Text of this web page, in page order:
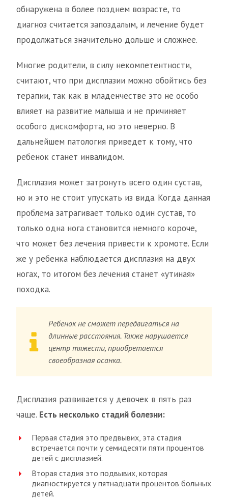
обнаружена в более позднем возрасте, то
диагноз считается запоздалым, и лечение будет
продолжаться значительно дольше и сложнее.
Многие родители, в силу некомпетентности,
считают, что при дисплазии можно обойтись без
терапии, так как в младенчестве это не особо
влияет на развитие малыша и не причиняет
особого дискомфорта, но это неверно. В
дальнейшем патология приведет к тому, что
ребенок станет инвалидом.
Дисплазия может затронуть всего один сустав,
но и это не стоит упускать из вида. Когда данная
проблема затрагивает только один сустав, то
только одна нога становится немного короче,
что может без лечения привести к хромоте. Если
же у ребенка наблюдается дисплазия на двух
ногах, то итогом без лечения станет «утиная»
походка.
Ребенок не сможет передвигаться на
длинные расстояния. Также нарушается
центр тяжести, приобретается
своеобразная осанка.
Дисплазия развивается у девочек в пять раз
чаще. Есть несколько стадий болезни:
Первая стадия это предвывих, эта стадия
встречается почти у семидесяти пяти процентов
детей с дисплазией.
Вторая стадия это подвывих, которая
диагностируется у пятнадцати процентов больных
детей.